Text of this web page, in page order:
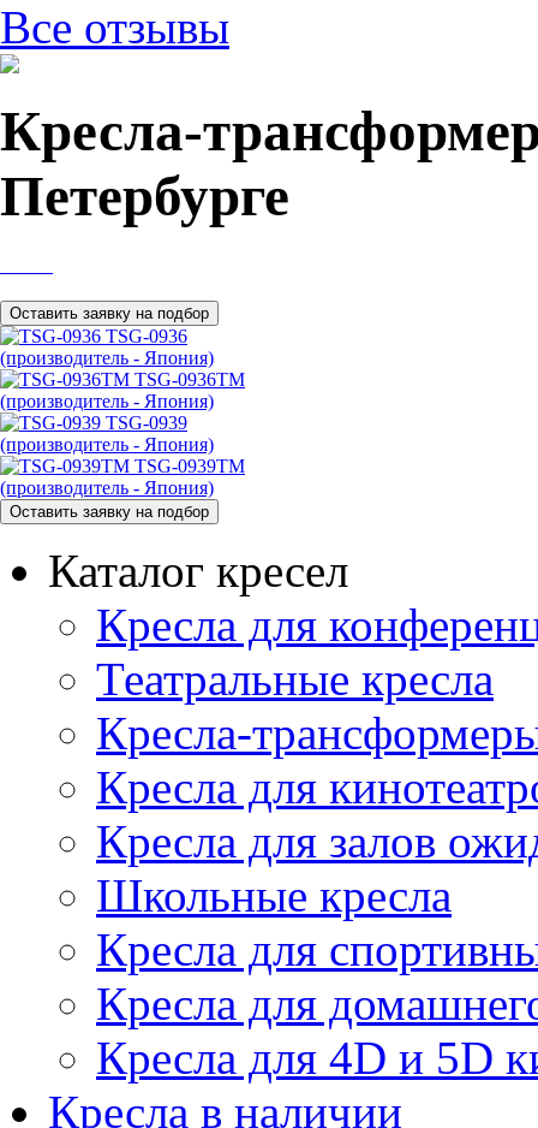
Все отзывы
Кресла-
Петербурге
TSG-0936
(производитель - Япония)
TSG-0936TM
(производитель - Япония)
TSG-0939
(производитель - Япония)
TSG-0939TM
(производитель - Япония)
Каталог кресел
Кресла для
Театральные кресла
Кресла-
Кресла для
Кресла для залов
Школьные кресла
Кресла для
Кресла для
Кресла для 4D и 5D
Кресла в наличии